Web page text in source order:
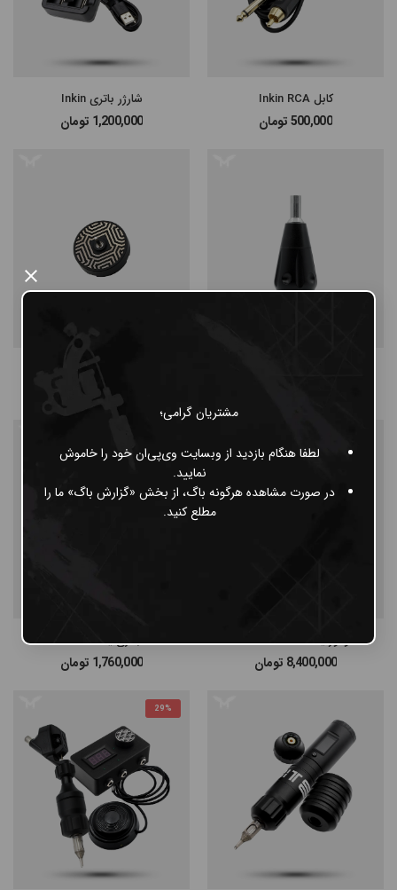
مشتریان گرامی؛
لطفا هنگام بازدید از وبسایت وی‌پی‌ان خود را خاموش
نمایید.
در صورت مشاهده هرگونه باگ، از بخش «گزارش باگ» ما را
مطلع کنید.
×
کابل Inkin RCA
500,000تومان
شارژر باتری Inkin
1,200,000 تومان
5,400,000
موتور یدک Inkin Kaiteki
8,400,000 تومان
باتری یدک Inkin
1,760,000 تومان
29%